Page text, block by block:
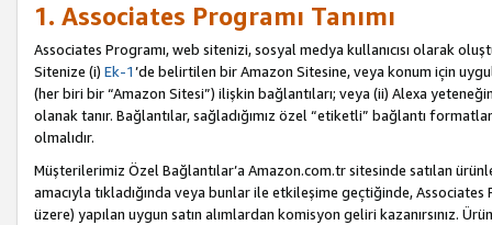
1. Associates Programı Tanımı
Associates Programı, web sitenizi, sosyal medya kullanıcısı olarak
Sitenize (i) Ek-1’de belirtilen bir Amazon Sitesine, veya konum için
(her biri bir “Amazon Sitesi”) ilişkin bağlantıları; veya (ii) Alexa
olanak tanır. Bağlantılar, sağladığımız özel “etiketli” bağlantı
olmalıdır.
Müşterilerimiz Özel Bağlantılar’a Amazon.com.tr sitesinde satılan
amacıyla tıkladığında veya bunlar ile etkileşime geçtiğinde,
üzere) yapılan uygun satın alımlardan komisyon geliri kazanırsınız.